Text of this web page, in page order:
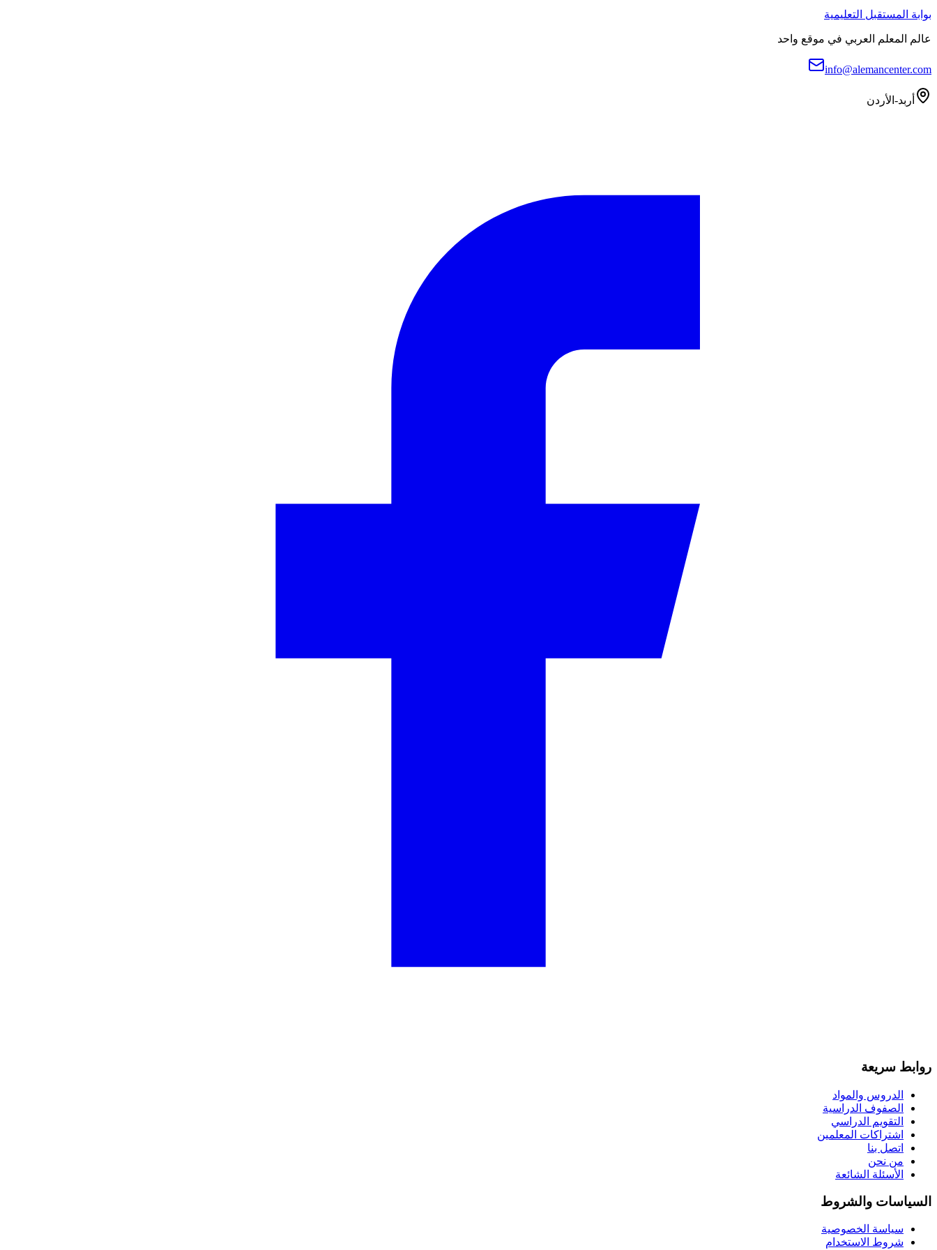
بوابة المستقبل التعليمية
عالم المعلم العربي في موقع واحد
info@alemancenter.com
أربد-الأردن
روابط سريعة
الدروس والمواد
الصفوف الدراسية
التقويم الدراسي
اشتراكات المعلمين
اتصل بنا
من نحن
الأسئلة الشائعة
السياسات والشروط
سياسة الخصوصية
شروط الاستخدام